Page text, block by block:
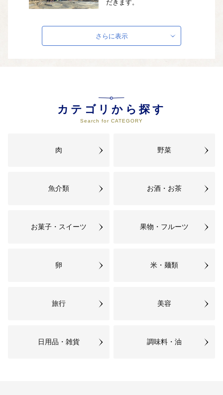
だきます。
地域資源を活用した産業の振興に
業の振興を進めていきます。
社会福祉の向上及び教育の振興に
関する事業
使い道を五島市にお任せいただく
場合にお選びください。
さらに表示
カテゴリから探す
Search for CATEGORY
肉 野菜
魚介類 お酒・お茶
お菓子・スイーツ 果物・フルーツ
卵 米・麺類
旅行 美容
日用品・雑貨 調味料・油